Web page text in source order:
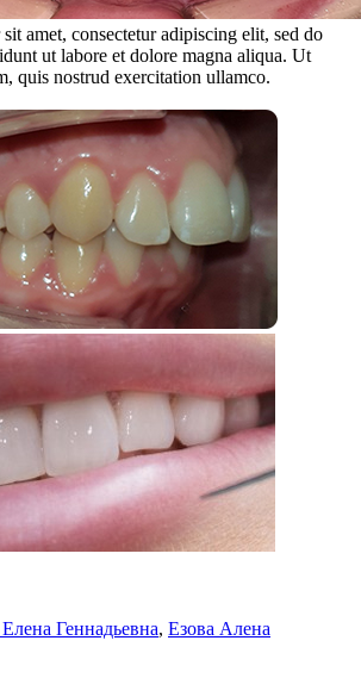
amet, consectetur adipiscing elit, sed do
ut labore et dolore magna aliqua. Ut
quis nostrud exercitation ullamco.
Геннадьевна, Езова Алена